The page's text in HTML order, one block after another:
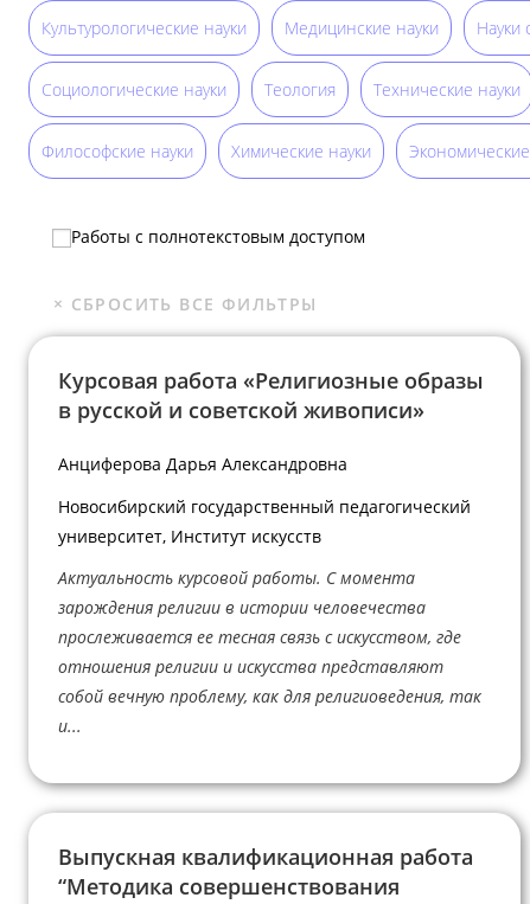
Культурологические науки Медицинские науки Науки
Социологические науки Теология Технические науки
Философские науки Химические науки
Работы с полнотекстовым доступом
Курсовая работа «Религиозные образы
в русской и советской живописи»
Анциферова Дарья Александровна
Новосибирский государственный педагогический
университет, Институт искусств
Актуальность курсовой работы. С момента
зарождения религии в истории человечества
прослеживается ее тесная связь с искусством, где
отношения религии и искусства представляют
собой вечную проблему, как для религиоведения, так
и...
Выпускная квалификационная работа
“Методика совершенствования